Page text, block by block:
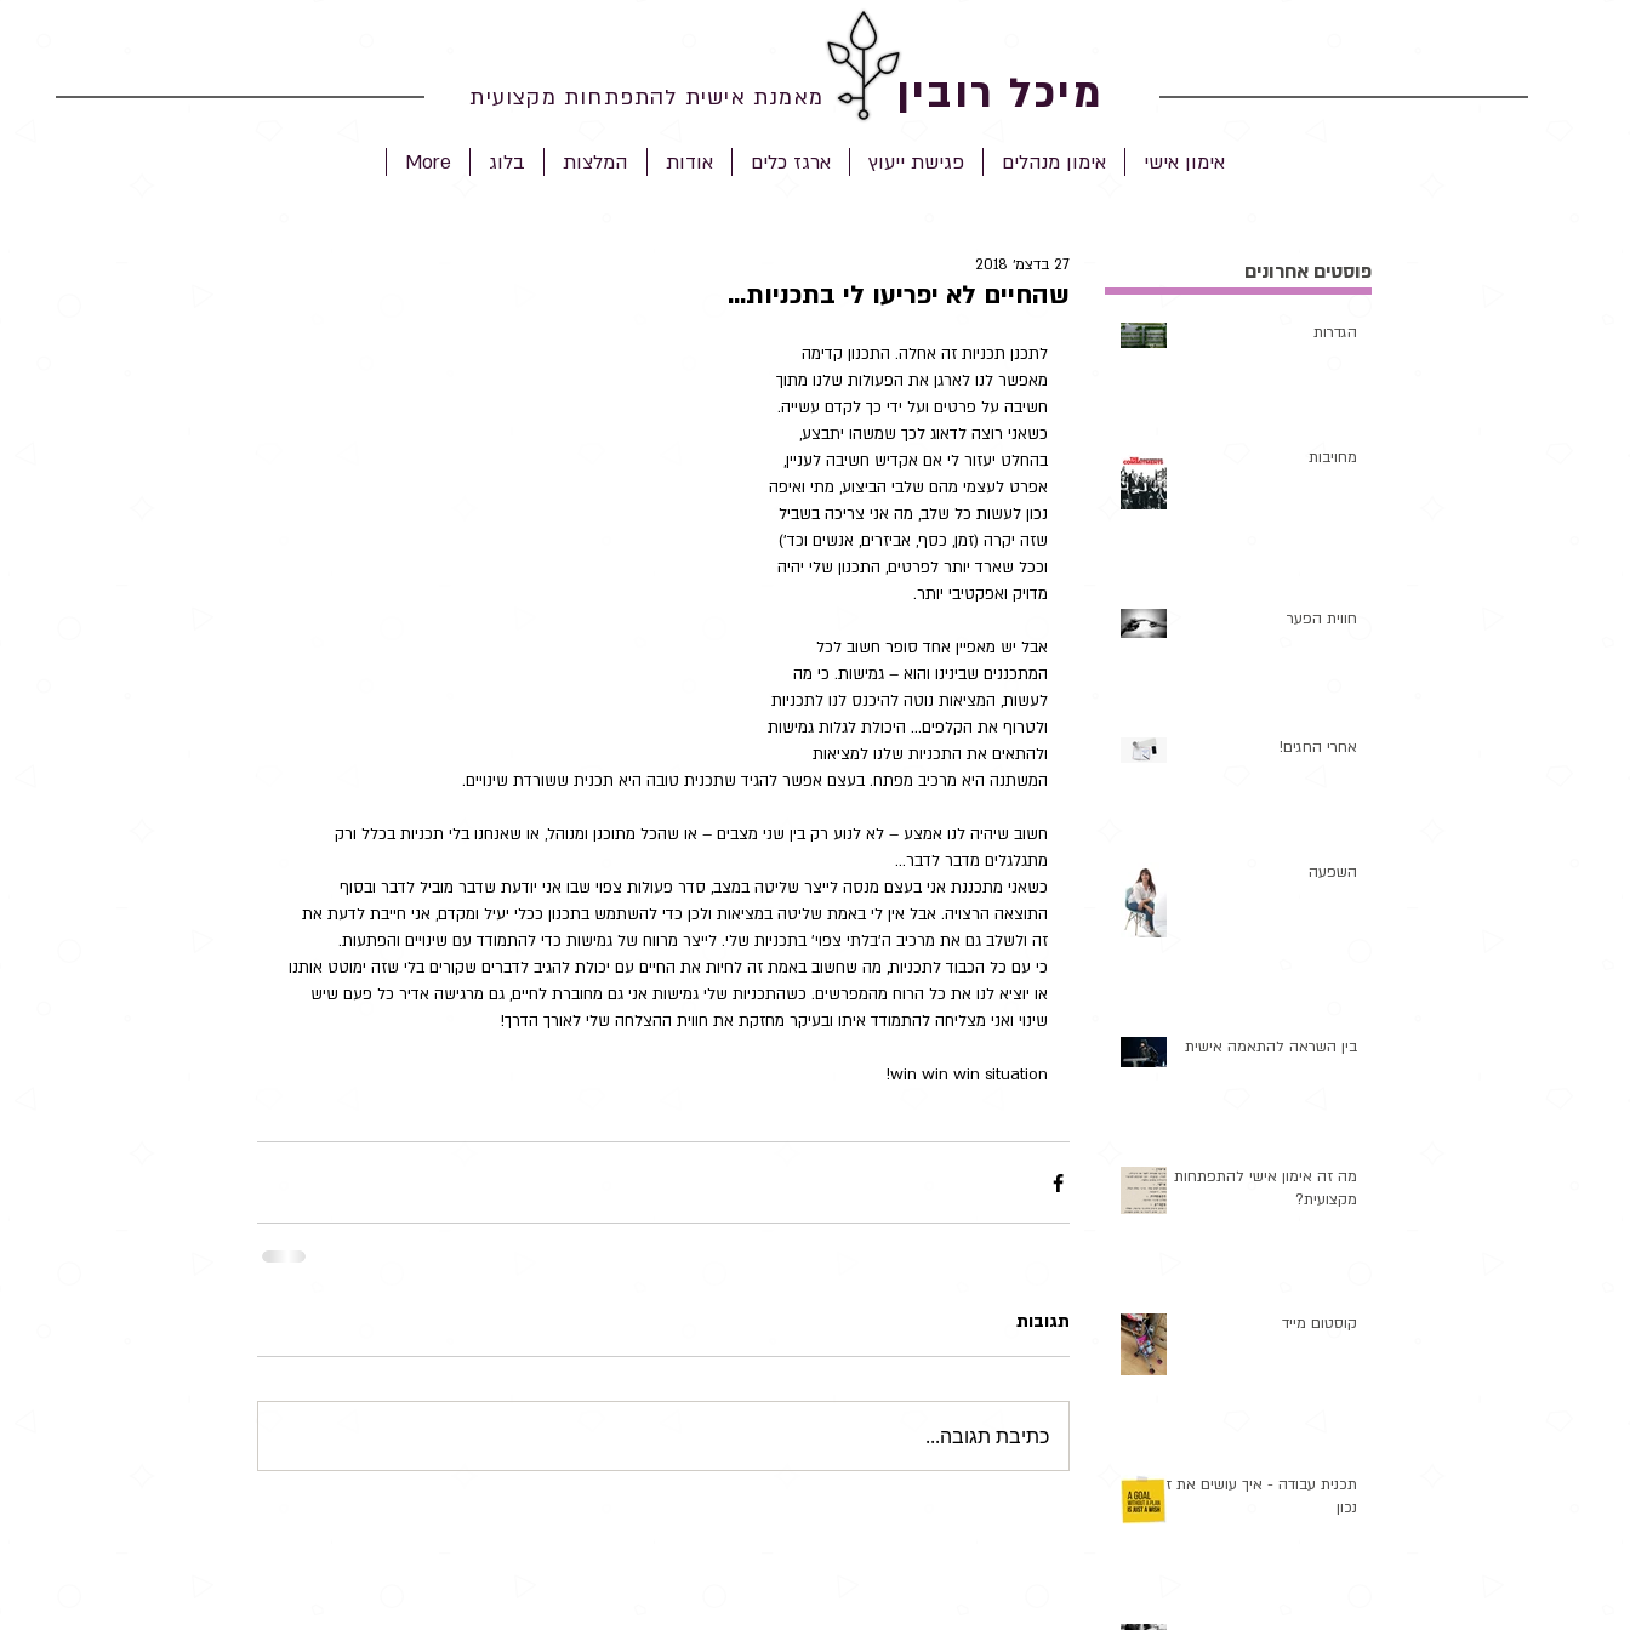
מיכל רובין מאמנת אישית להתפתחות מקצועית
אימון אישי אימון מנהלים פגישת ייעוץ ארגז כלים אודות המלצות בלוג More
שהחיים לא יפריעו לי בתכניות...
27 בדצמ׳ 2018
לתכנן תכניות זה אחלה. התכנון קדימה
מאפשר לנו לארגן את הפעולות שלנו מתוך
חשיבה על פרטים ועל ידי כך לקדם עשייה.
כשאני רוצה לדאוג לכך שמשהו יתבצע,
בהחלט יעזור לי אם אקדיש חשיבה לעניין,
אפרט לעצמי מהם שלבי הביצוע, מתי ואיפה
נכון לעשות כל שלב, מה אני צריכה בשביל
שזה יקרה (זמן, כסף, אביזרים, אנשים וכד')
וככל שארד יותר לפרטים, התכנון שלי יהיה
מדויק ואפקטיבי יותר.
אבל יש מאפיין אחד סופר חשוב לכל
המתכננים שבינינו והוא – גמישות. כי מה
לעשות, המציאות נוטה להיכנס לנו לתכניות
ולטרוף את הקלפים... היכולת לגלות גמישות
ולהתאים את התכניות שלנו למציאות
המשתנה היא מרכיב מפתח. בעצם אפשר להגיד שתכנית טובה היא תכנית ששורדת שינויים.
חשוב שיהיה לנו אמצע – לא לנוע רק בין שני מצבים – או שהכל מתוכנן ומנוהל, או שאנחנו בלי תכניות בכלל ורק
מתגלגלים מדבר לדבר...
כשאני מתכננת אני בעצם מנסה לייצר שליטה במצב, סדר פעולות צפוי שבו אני יודעת שדבר מוביל לדבר ובסוף
התוצאה הרצויה. אבל אין לי באמת שליטה במציאות ולכן כדי להשתמש בתכנון ככלי יעיל ומקדם, אני חייבת לדעת את
זה ולשלב גם את מרכיב ה'בלתי צפוי' בתכניות שלי. לייצר מרווח של גמישות כדי להתמודד עם שינויים והפתעות.
כי עם כל הכבוד לתכניות, מה שחשוב באמת זה לחיות את החיים עם יכולת להגיב לדברים שקורים בלי שזה ימוטט אותנו
או יוציא לנו את כל הרוח מהמפרשים. כשהתכניות שלי גמישות אני גם מחוברת לחיים, גם מרגישה אדיר כל פעם שיש
שינוי ואני מצליחה להתמודד איתו ובעיקר מחזקת את חווית ההצלחה שלי לאורך הדרך!
win win win situation!
תגובות
כתיבת תגובה...
פוסטים אחרונים
הגדרות
מחויבות
חווית הפער
אחרי החגים!
השפעה
בין השראה להתאמה אישית
מה זה אימון אישי להתפתחות
מקצועית?
קוסטום מייד
תכנית עבודה - איך עושים את זה
נכון